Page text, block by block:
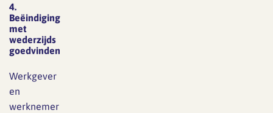
4.
Beëindiging
met
wederzijds
goedvinden
Werkgever
en
werknemer